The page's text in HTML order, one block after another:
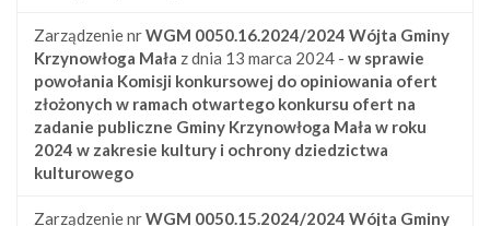
Zarządzenie nrWGM 0050.16.2024/2024 Wójta Gminy
Krzynowłoga Mała z dnia 13 marca 2024 - w sprawie
powołania Komisji konkursowej do opiniowania ofert
złożonych w ramach otwartego konkursu ofert na
zadanie publiczne Gminy Krzynowłoga Mała w roku
2024 w zakresie kultury i ochrony dziedzictwa
kulturowego
Zarządzenie nrWGM 0050.15.2024/2024 Wójta Gminy